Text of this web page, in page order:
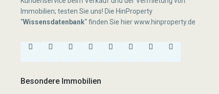
Immobilien; testen Sie uns! Die HinProperty
“Wissensdatenbank“finden Sie hierwww.hinproperty.de
Besondere Immobilien